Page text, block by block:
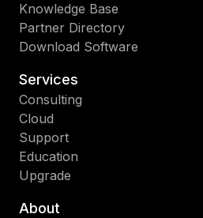
Knowledge Base
Partner Directory
Download Software
Services
Consulting
Cloud
Support
Education
Upgrade
About